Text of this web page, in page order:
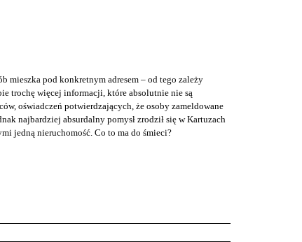
mieszka pod konkretnym adresem – od tego zależy
trochę więcej informacji, które absolutnie nie są
oświadczeń potwierdzających, że osoby zameldowane
najbardziej absurdalny pomysł zrodził się w Kartuzach
jedną nieruchomość. Co to ma do śmieci?